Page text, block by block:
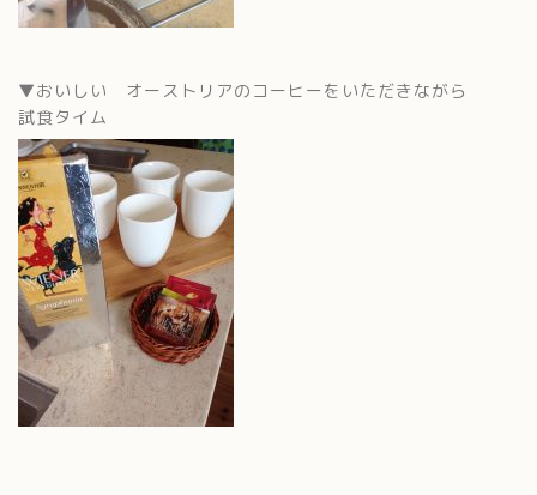
▼おいしい オーストリアのコーヒーをいただきながら
試食タイム